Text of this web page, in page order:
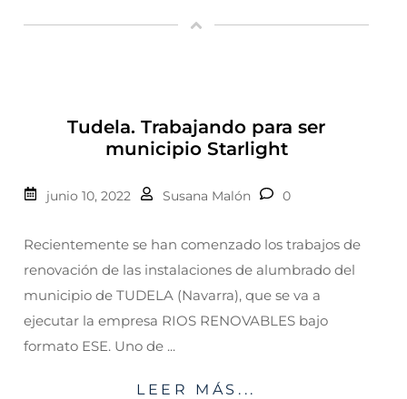
Tudela. Trabajando para ser
municipio Starlight
junio 10, 2022 Susana Malón 0
Recientemente se han comenzado los trabajos de
renovación de las instalaciones de alumbrado del
municipio de TUDELA (Navarra), que se va a
ejecutar la empresa RIOS RENOVABLES bajo
formato ESE. Uno de ...
LEER MÁS...